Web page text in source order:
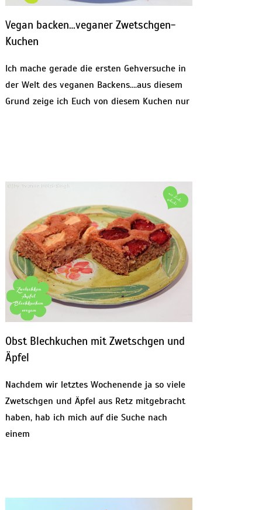
Vegan backen…veganer Zwetschgen-
Kuchen
Ich mache gerade die ersten Gehversuche in
der Welt des veganen Backens….aus diesem
Grund zeige ich Euch von diesem Kuchen nur
Obst Blechkuchen mit Zwetschgen und
Äpfel
Nachdem wir letztes Wochenende ja so viele
Zwetschgen und Äpfel aus Retz mitgebracht
haben, hab ich mich auf die Suche nach
einem